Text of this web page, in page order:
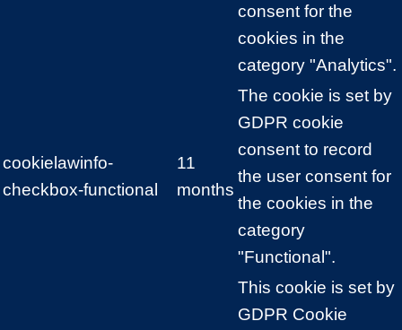
consent for the
cookies in the
category "Analytics".
cookielawinfo-
checkbox-functional
11
months
The cookie is set by
GDPR cookie
consent to record
the user consent for
the cookies in the
category
"Functional".
This cookie is set by
GDPR Cookie